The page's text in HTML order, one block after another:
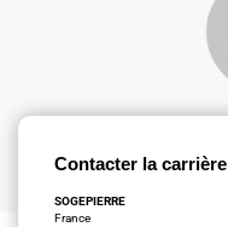
Contacter la carrière
SOGEPIERRE
France